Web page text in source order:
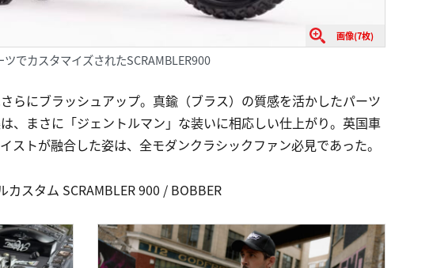
画像(7枚)
でカスタマイズされたSCRAMBLER900
らにブラッシュアップ。真鍮（ブラス）の質感を活かしたパーツ
、まさに「ジェントルマン」な装いに相応しい仕上がり。英国車
ストが融合した姿は、全モダンクラシックファン必見であった。
カスタム SCRAMBLER 900 / BOBBER